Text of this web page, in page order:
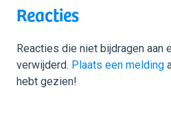
Reacties
Reacties die niet bijdragen aan
verwijderd. Plaats een melding
hebt gezien!